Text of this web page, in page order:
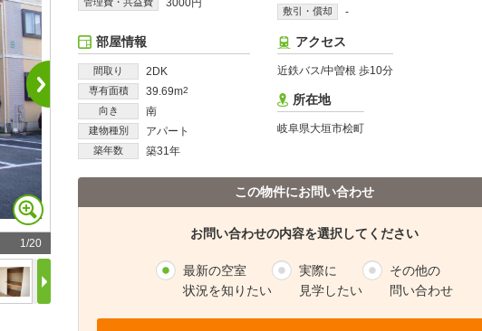
1/20
3000円
敷引・償却 -
部屋情報
間取り 2DK
専有面積 39.69m2
向き 南
建物種別 アパート
築年数 築31年
アクセス
近鉄バス/中曽根 歩10分
所在地
岐阜県大垣市桧町
この物件にお問い合わせ
お問い合わせの内容を選択してください
最新の空室
状況を知りたい
実際に
見学したい
その他の
問い合わせ